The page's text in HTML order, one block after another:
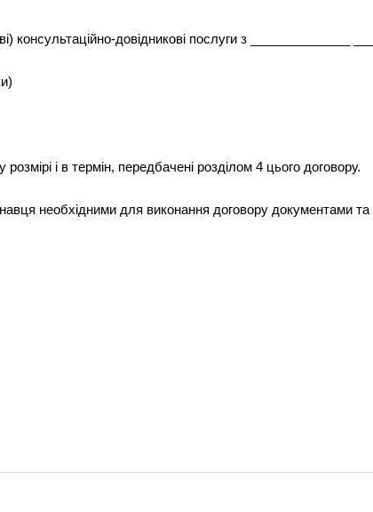
консультаційно-довідникові послуги з ______________
і в термін, передбачені розділом 4 цього договору.
необхідними для виконання договору документами та